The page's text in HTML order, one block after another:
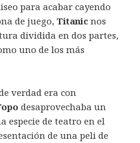
para acabar cayendo
de juego,Titanicnos
dividida en dos partes,
uno de los más
verdad era con
desaprovechaba un
especie de teatro en el
de una peli de